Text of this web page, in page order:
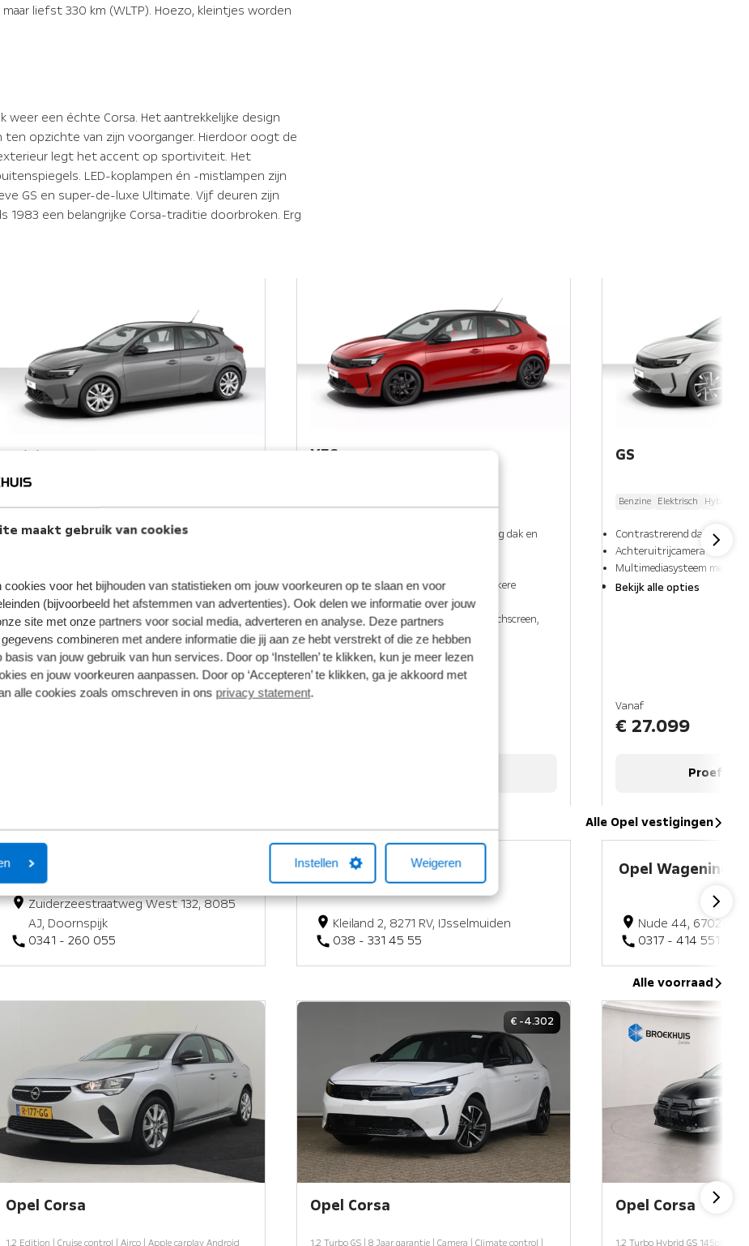
maakt gebruik van cookies
cookies voor het bijhouden van statistieken om jouw voorkeuren op te slaan en voor
(bijvoorbeeld het afstemmen van advertenties). Ook delen we informatie over jouw
site met onze partners voor social media, adverteren en analyse. Deze partners
combineren met andere informatie die jij aan ze hebt verstrekt of die ze hebben
van jouw gebruik van hun services. Door op ‘Instellen’ te klikken, kun je meer lezen
en jouw voorkeuren aanpassen. Door op ‘Accepteren’ te klikken, ga je akkoord met
alle cookies zoals omschreven in ons privacy statement.
Instellen Weigeren
liefst 330 km (WLTP). Hoezo, kleintjes worden
weer een échte Corsa. Het aantrekkelijke design
ten opzichte van zijn voorganger. Hierdoor oogt de
legt het accent op sportiviteit. Het
LED-koplampen én -mistlampen zijn
GS en super-de-luxe Ultimate. Vijf deuren zijn
een belangrijke Corsa-traditie doorbroken. Erg
Edition
Airconditioning
Bekijk alle opties
YES
Speciale Rekord Red lak*, met tweekleurig dak en
Sportstoelen met rode accenten en donkere
hemelbekleding
10" multimediasysteem met kleurentouchscreen,
draadloze telefoonprojectie en Opel
ConnectParkeersensoren achter
Bekijk alle opties
GS
Benzine Elektrisch Hybride
Contrastrerend dak
Achteruitrijcamera
Multimediasysteem met
Bekijk alle opties
Vanaf
€ 27.099
Proefrit
Alle Opel vestigingen
Opel Doornspijk
Zuiderzeestraatweg West 132, 8085
AJ, Doornspijk
0341 - 260 055
Opel IJsselmuiden
Kleiland 2, 8271 RV, IJsselmuiden
038 - 331 45 55
Opel Wageningen
Nude 44, 6702
0317 - 414 551
Alle voorraad
Opel Corsa
1.2 Edition | Cruise control | Airco | Apple carplay Android
€ -4.302
Opel Corsa
1.2 Turbo GS | 8 Jaar garantie | Camera | Climate control |
Opel Corsa
1.2 Turbo Hybrid GS 145pk |